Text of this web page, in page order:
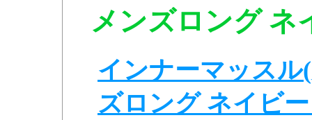
メンズロング ネ
インナーマッス
ズロング ネイビ